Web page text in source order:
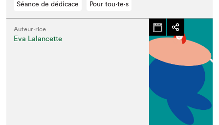
Séance de dédicace Pour tou⋅te⋅s
Auteur·rice
Eva Lalancette